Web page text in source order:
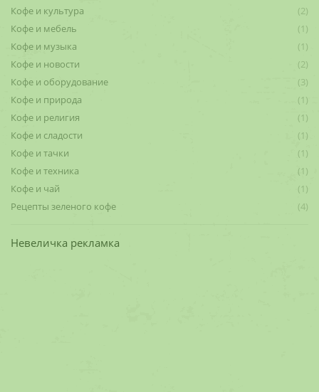
Кофе и культура
(2)
Кофе и мебель
(1)
Кофе и музыка
(1)
Кофе и новости
(2)
Кофе и оборудование
(3)
Кофе и природа
(1)
Кофе и религия
(1)
Кофе и сладости
(1)
Кофе и тачки
(1)
Кофе и техника
(1)
Кофе и чай
(1)
Рецепты зеленого кофе
(4)
Невеличка рекламка